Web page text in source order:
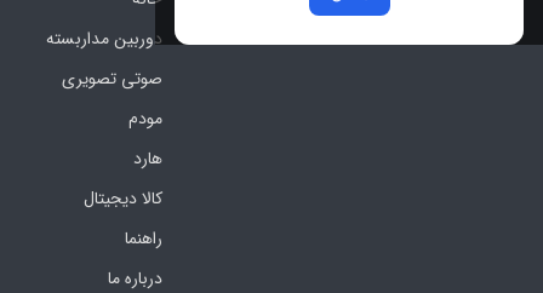
دوربین مداربسته
صوتی تصویری
مودم
هارد
کالا دیجیتال
راهنما
درباره ما